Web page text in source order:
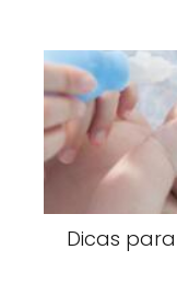
Dicas